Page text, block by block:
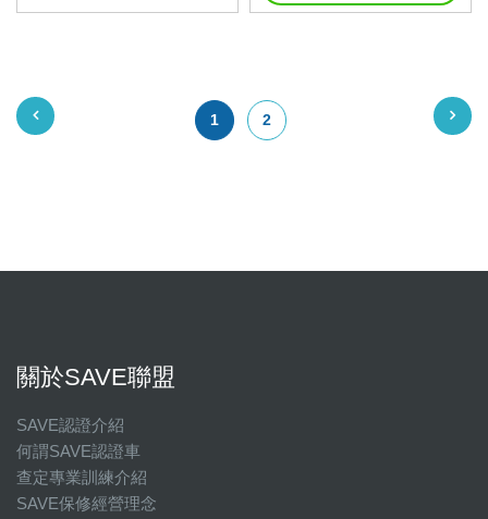
1 2
關於SAVE聯盟
SAVE認證介紹
何謂SAVE認證車
查定專業訓練介紹
SAVE保修經營理念